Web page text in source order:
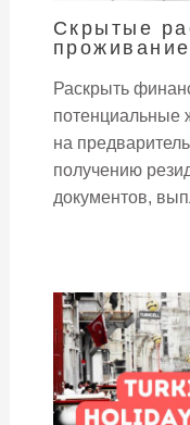
Скрытые
Раскрыть
потенциальные
на
получению
документов,